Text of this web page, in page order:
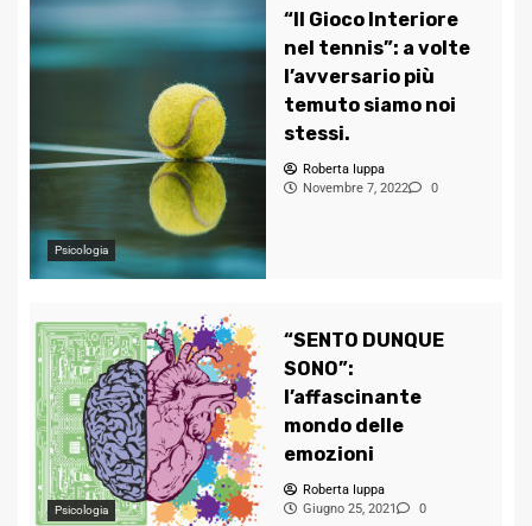
Psicologia
“Il Gioco Interiore
nel tennis”: a volte
l’avversario più
temuto siamo noi
stessi.
Roberta Iuppa
Novembre 7, 2022
0
Psicologia
“SENTO DUNQUE
SONO”:
l’affascinante
mondo delle
emozioni
Roberta Iuppa
Giugno 25, 2021
0